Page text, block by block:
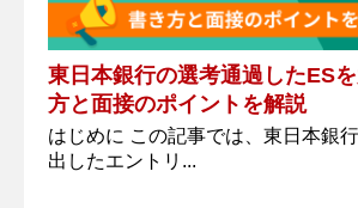
東日本銀行の選考通過したES
方と面接のポイントを解説
はじめに この記事では、東日本銀
出したエントリ...